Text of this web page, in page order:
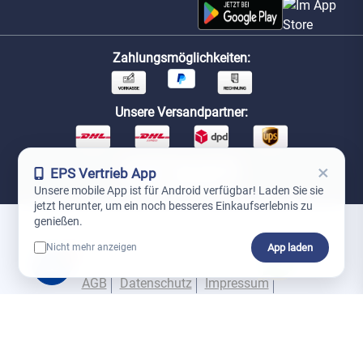
Zahlungsmöglichkeiten:
Unsere Versandpartner:
*Preise exkl. MwSt. zzgl. Versandkosten
AGB Datenschutz Impressum
EPS Vertrieb App ×
Unsere mobile App ist für Android verfügbar! Laden Sie sie
jetzt herunter, um ein noch besseres Einkaufserlebnis zu
genießen.
Nicht mehr anzeigen App laden